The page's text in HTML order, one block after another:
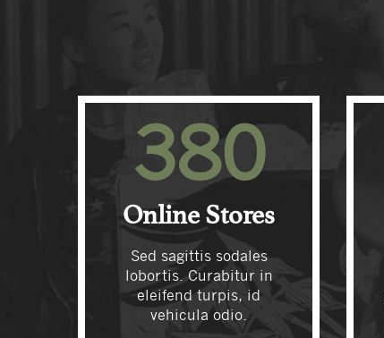
380
Online Stores
Sed sagittis sodales
lobortis. Curabitur in
eleifend turpis, id
vehicula odio.